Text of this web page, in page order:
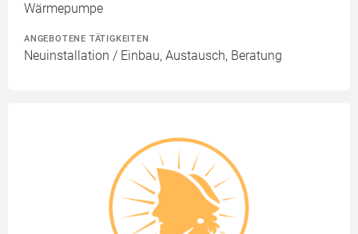
Wärmepumpe
ANGEBOTENE TÄTIGKEITEN
Neuinstallation / Einbau, Austausch, Beratung